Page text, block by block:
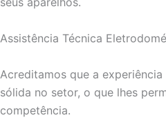
Assistência Técnica
Acreditamos que a
sólida no setor, o que lhes
competência.